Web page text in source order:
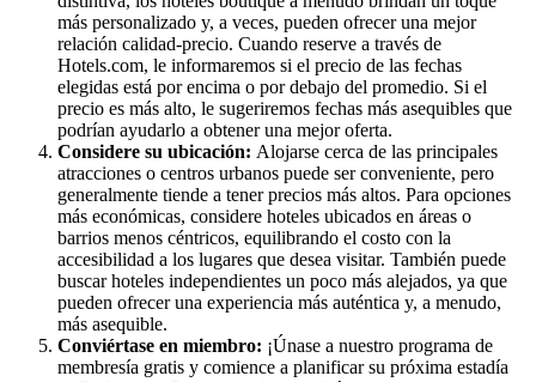
más personalizado y, a veces, pueden ofrecer una mejor
relación calidad-precio. Cuando reserve a través de
Hotels.com, le informaremos si el precio de las fechas
elegidas está por encima o por debajo del promedio. Si el
precio es más alto, le sugeriremos fechas más asequibles que
podrían ayudarlo a obtener una mejor oferta.
Considere su ubicación: Alojarse cerca de las principales
atracciones o centros urbanos puede ser conveniente, pero
generalmente tiende a tener precios más altos. Para opciones
más económicas, considere hoteles ubicados en áreas o
barrios menos céntricos, equilibrando el costo con la
accesibilidad a los lugares que desea visitar. También puede
buscar hoteles independientes un poco más alejados, ya que
pueden ofrecer una experiencia más auténtica y, a menudo,
más asequible.
Conviértase en miembro: ¡Únase a nuestro programa de
membresía gratis y comience a planificar su próxima estadía